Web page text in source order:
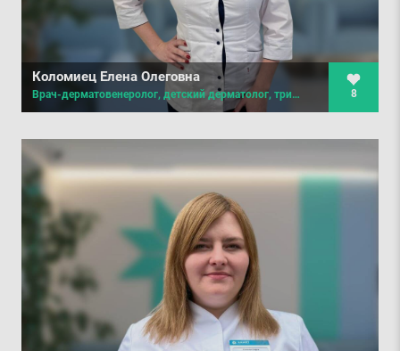
8
Коломиец Елена Олеговна
Врач-дерматовенеролог, детский дерматолог, трихолог, косметолог